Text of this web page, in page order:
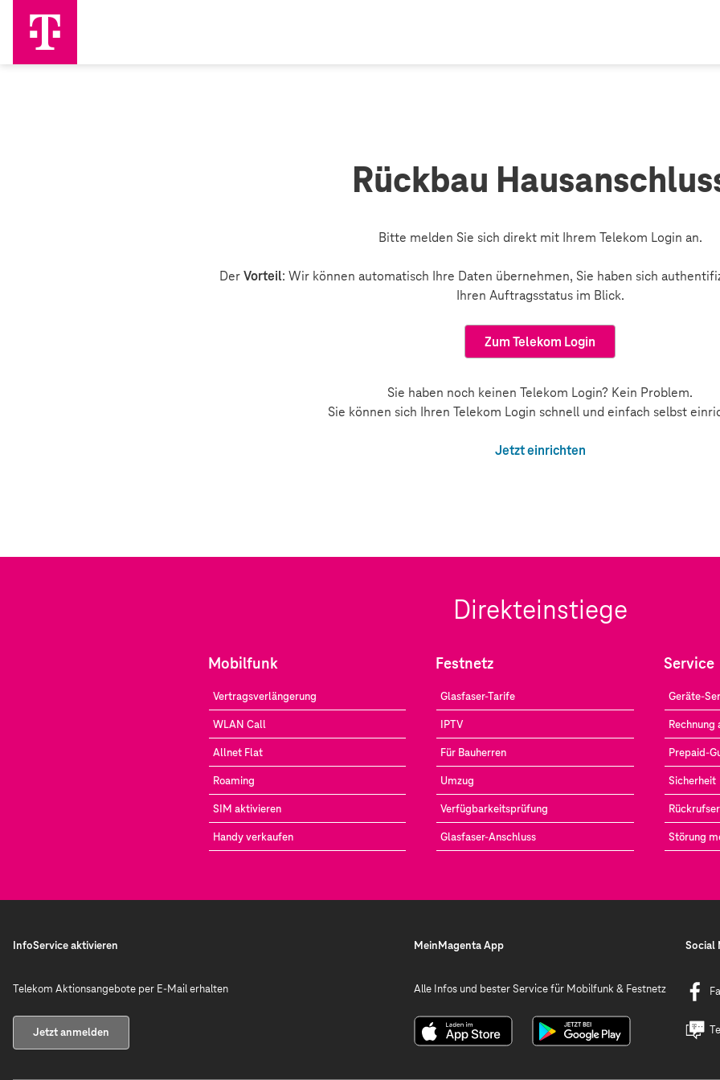
Rückbau
Bitte melden Sie sich direkt mit Ihrem Telekom Login an.
DerVorteil: Wir können automatisch Ihre Daten übernehmen, Sie haben sich
Ihren Auftragsstatus im Blick.
Zum Telekom Login
Sie haben noch keinen Telekom Login? Kein Problem.
Sie können sich Ihren Telekom Login schnell und einfach selbst
Jetzt einrichten
Direkteinstiege
Mobilfunk
Vertragsverlängerung
WLAN Call
Allnet Flat
Roaming
SIM aktivieren
Handy verkaufen
Festnetz
Glasfaser-Tarife
IPTV
Für Bauherren
Umzug
Verfügbarkeitsprüfung
Glasfaser-Anschluss
Service
Geräte-
Rechnung
Prepaid-
Sicherheit
Störung
InfoService aktivieren
Telekom Aktionsangebote per E-Mail erhalten
Jetzt anmelden
MeinMagenta App
Alle Infos und bester Service für Mobilfunk & Festnetz
Social